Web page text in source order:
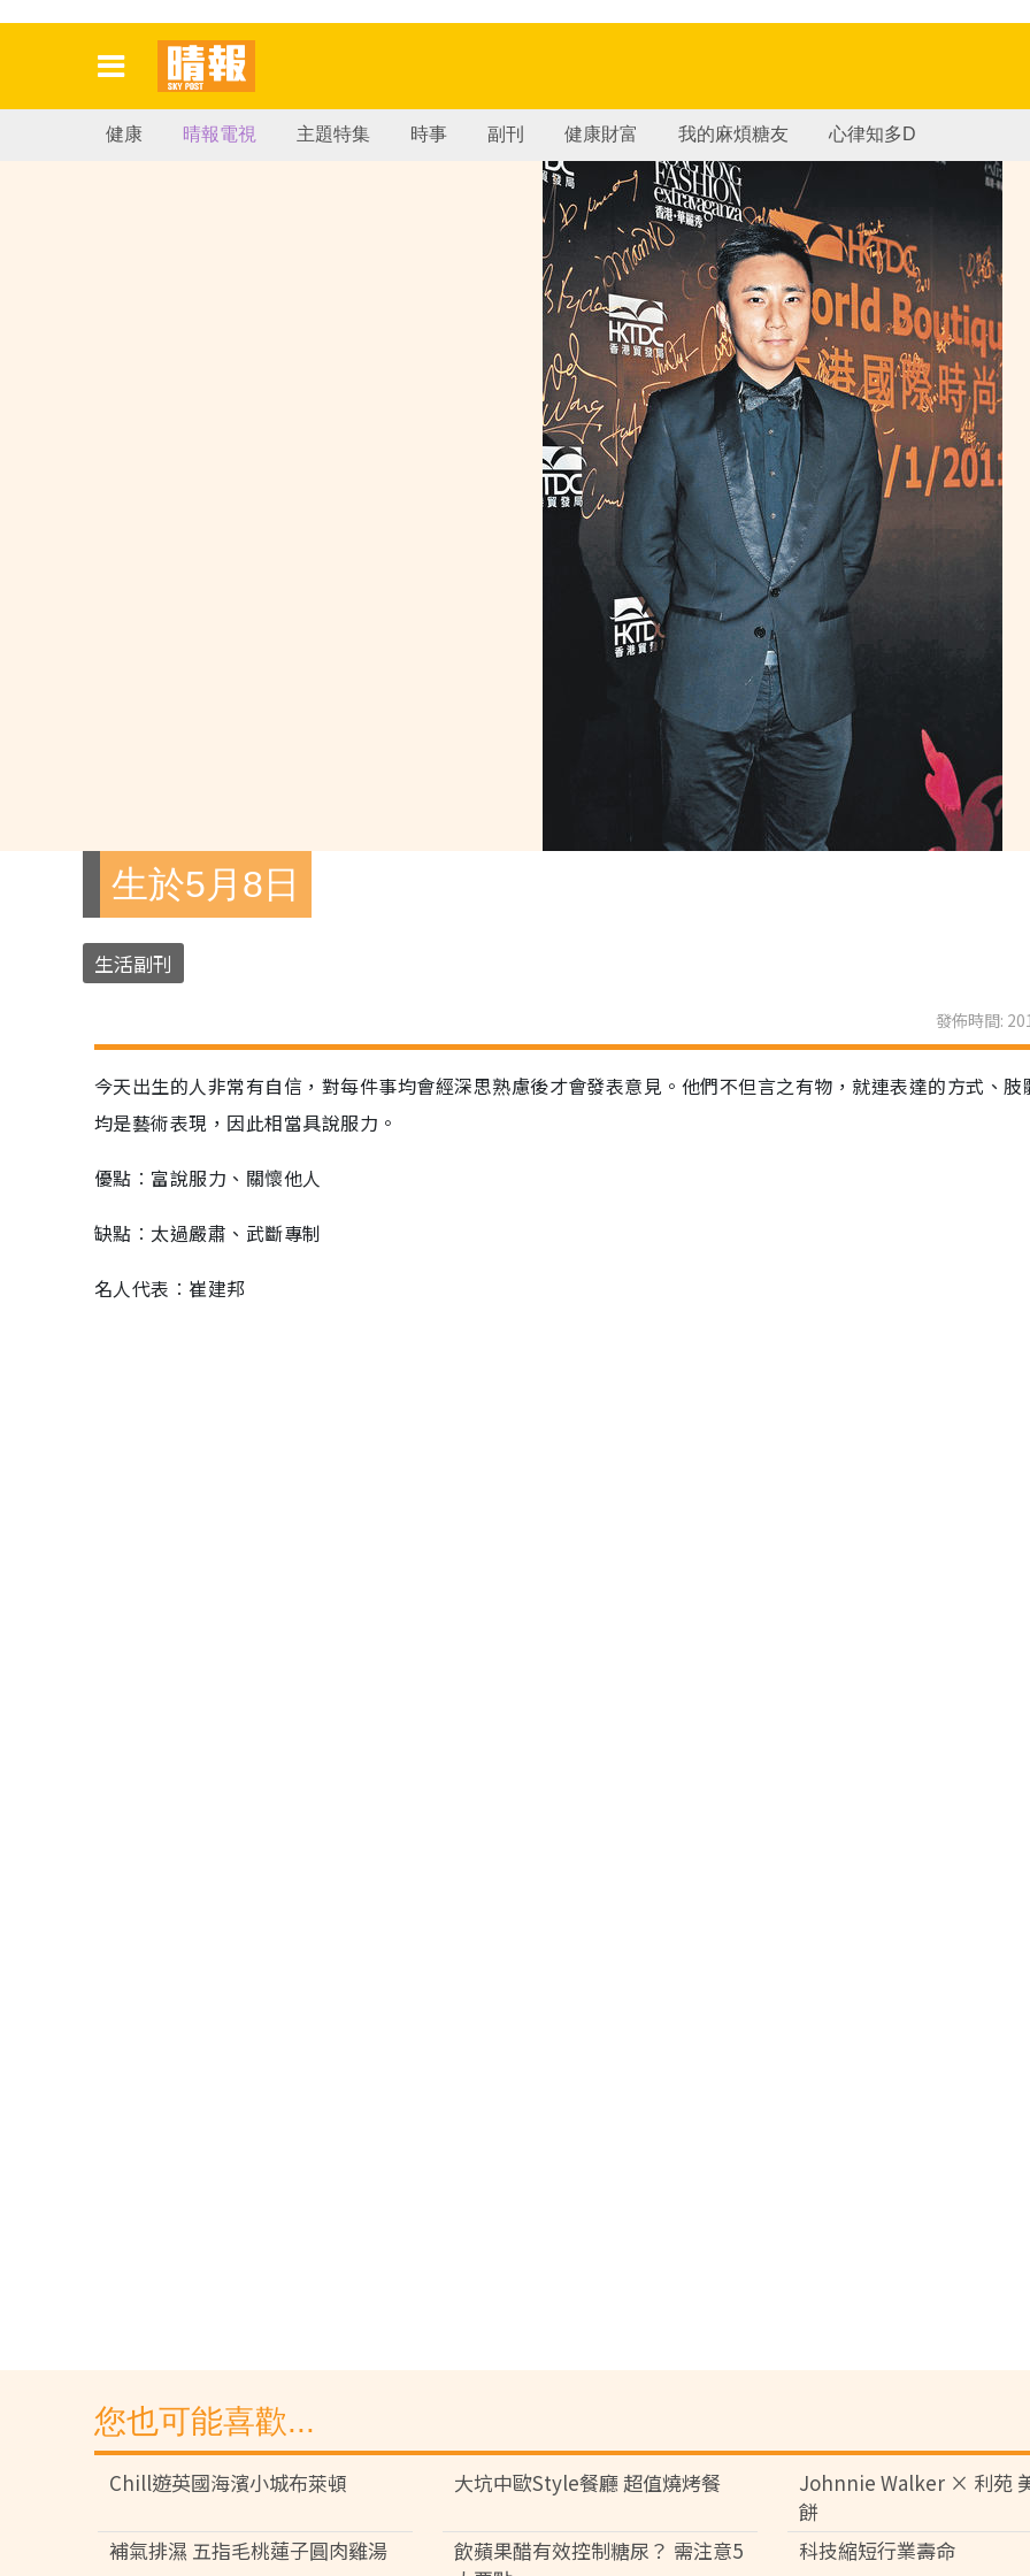
健康 晴報電視 主題特集 時事 副刊 健康財富 我的麻煩糖友 心律知多D
生於5月8日
生活副刊
發佈時間:
今天出生的人非常有自信，對每件事均會經深思熟慮後才會發表意見。他們不但言之有物，就連表達的方式、肢
均是藝術表現，因此相當具說服力。
優點︰富說服力、關懷他人
缺點︰太過嚴肅、武斷專制
名人代表︰崔建邦
您也可能喜歡...
Chill遊英國海濱小城布萊頓 大坑中歐Style餐廳 超值燒烤餐
Johnnie Walker × 利苑
餅
補氣排濕 五指毛桃蓮子圓肉雞湯
飲蘋果醋有效控制糖尿？ 需注意5
科技縮短行業壽命